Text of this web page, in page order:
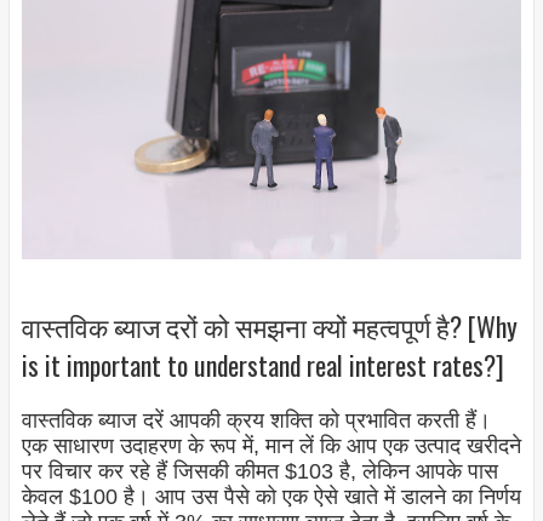
वास्तविक ब्याज दरों को समझना क्यों महत्वपूर्ण है? [Why
is it important to understand real interest rates?]
वास्तविक ब्याज दरें आपकी क्रय शक्ति को प्रभावित करती हैं।
एक साधारण उदाहरण के रूप में, मान लें कि आप एक उत्पाद खरीदने
पर विचार कर रहे हैं जिसकी कीमत $103 है, लेकिन आपके पास
केवल $100 है। आप उस पैसे को एक ऐसे खाते में डालने का निर्णय